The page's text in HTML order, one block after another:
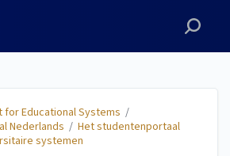
Educational Systems /
Nederlands / Het studentenportaal
systemen